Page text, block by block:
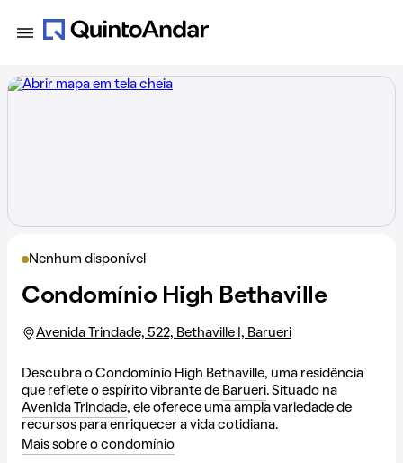
Nenhum disponível
Condomínio High Bethaville
Avenida Trindade, 522, Bethaville I, Barueri
Descubra o Condomínio High Bethaville, uma residência
que reflete o espírito vibrante de Barueri. Situado na
Avenida Trindade, ele oferece uma ampla variedade de
recursos para enriquecer a vida cotidiana.
Mais sobre o condomínio